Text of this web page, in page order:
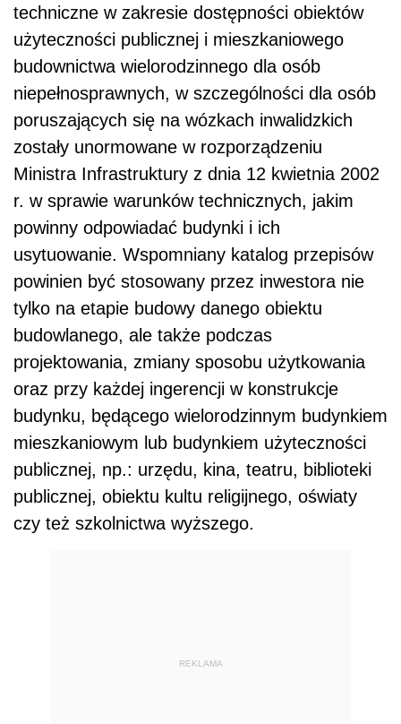
techniczne w zakresie dostępności obiektów
użyteczności publicznej i mieszkaniowego
budownictwa wielorodzinnego dla osób
niepełnosprawnych, w szczególności dla osób
poruszających się na wózkach inwalidzkich
zostały unormowane w rozporządzeniu
Ministra Infrastruktury z dnia 12 kwietnia 2002
r. w sprawie warunków technicznych, jakim
powinny odpowiadać budynki i ich
usytuowanie. Wspomniany katalog przepisów
powinien być stosowany przez inwestora nie
tylko na etapie budowy danego obiektu
budowlanego, ale także podczas
projektowania, zmiany sposobu użytkowania
oraz przy każdej ingerencji w konstrukcje
budynku, będącego wielorodzinnym budynkiem
mieszkaniowym lub budynkiem użyteczności
publicznej, np.: urzędu, kina, teatru, biblioteki
publicznej, obiektu kultu religijnego, oświaty
czy też szkolnictwa wyższego.
REKLAMA